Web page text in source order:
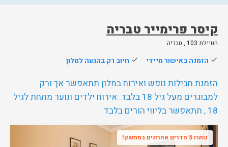
קיסר פרימייר טבריה
הטיילת 103 , טבריה
done הזמנה באישור מיידי done חיוב רק בהגעה למלון
הזמנת חבילות נופש ואירוח במלון תתאפשר אך ורק
למבוגרים מעל גיל 18 בלבד. אירוח ילדים ונוער מתחת לגיל
18 , תתאפשר בליווי הורים בלבד
נותרו 5 חדרים אחרונים בממשק!
שלח
הוטלס
אליך
בשעות